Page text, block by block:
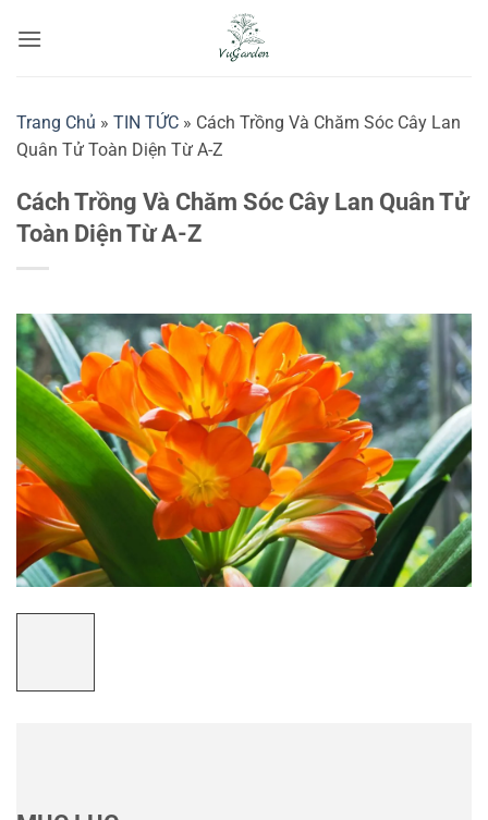
qua
Trang Chủ » TIN TỨC » Cách Trồng Và Chăm Sóc Cây Lan
Quân Tử Toàn Diện Từ A-Z
Cách Trồng Và Chăm Sóc Cây Lan Quân Tử
Toàn Diện Từ A-Z